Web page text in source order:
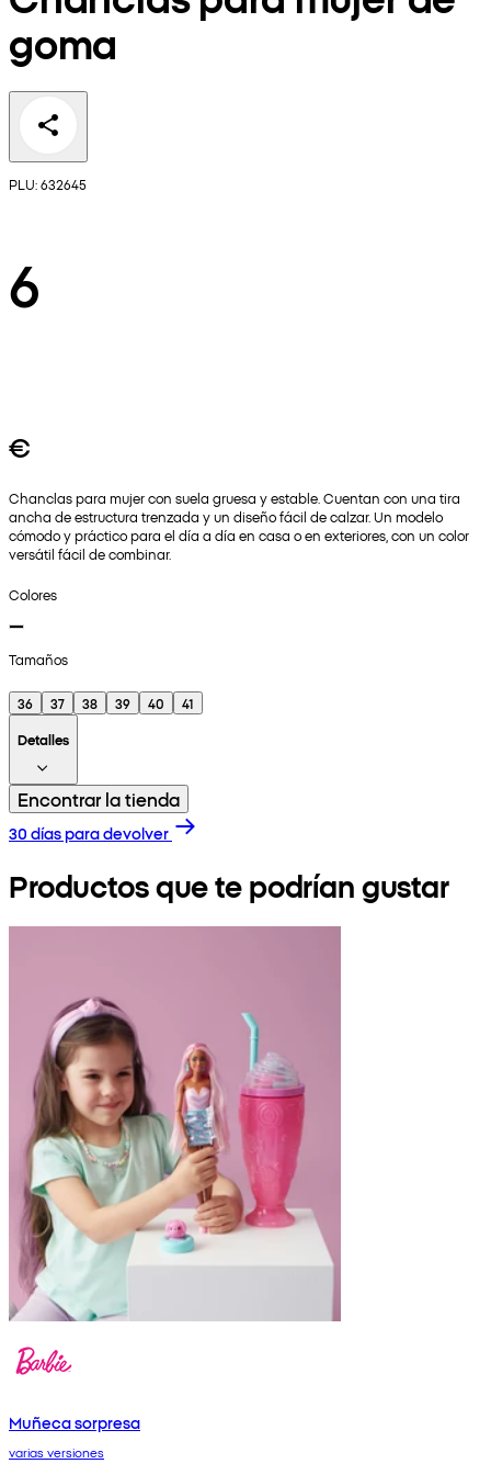
goma
PLU: 632645
6
€
Chanclas para mujer con suela gruesa y estable. Cuentan con una tira
ancha de estructura trenzada y un diseño fácil de calzar. Un modelo
cómodo y práctico para el día a día en casa o en exteriores, con un color
versátil fácil de combinar.
Colores
Tamaños
36 37 38 39 40
41
Detalles
Encontrar la tienda
30 días para devolver
Productos que te podrían gustar
Muñeca sorpresa
varias versiones